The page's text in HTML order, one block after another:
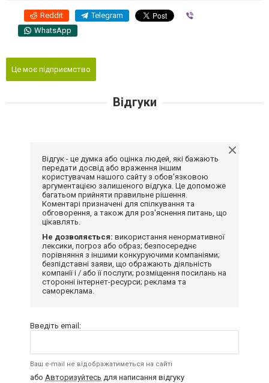
Reddit Telegram
WhatsApp
Це моє підприємство
Відгуки
Відгук - це думка або оцінка людей, які бажають
передати досвід або враження іншим
користувачам нашого сайту з обов'язковою
аргументацією залишеного відгука. Це допоможе
багатьом прийняти правильне рішення.
Коментарі призначені для спілкування та
обговорення, а також для роз'яснення питань, що
цікавлять.
Не дозволяється: використання ненормативної
лексики, погроз або образ; безпосереднє
порівняння з іншими конкуруючими компаніями;
безпідставні заяви, що ображають діяльність
компанії і / або її послуги; розміщення посилань на
сторонні інтернет-ресурси; реклама та
самореклама.
Введіть email:
Ваш e-mail не відображатиметься на сайті
або Авторизуйтесь для написання відгуку